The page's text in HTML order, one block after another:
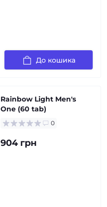
До кошика
Rainbow Light Men's
One (60 tab)
0
904 грн